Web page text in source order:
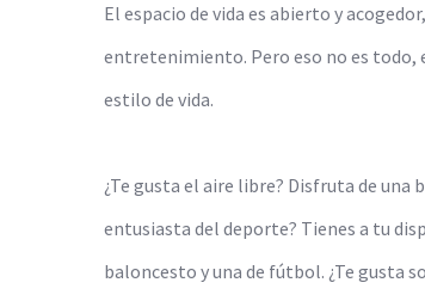
El espacio de vida es abierto y
entretenimiento. Pero eso no es todo,
estilo de vida.
¿Te gusta el aire libre? Disfruta de
entusiasta del deporte? Tienes a tu
baloncesto y una de fútbol. ¿Te gusta